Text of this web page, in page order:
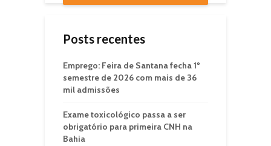
Posts recentes
Emprego: Feira de Santana fecha 1º
semestre de 2026 com mais de 36
mil admissões
Exame toxicológico passa a ser
obrigatório para primeira CNH na
Bahia